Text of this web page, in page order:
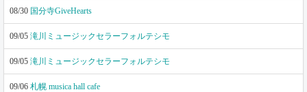
08/30 国分寺GiveHearts
09/05 滝川ミュージックセラーフォルテシモ
09/05 滝川ミュージックセラーフォルテシモ
09/06 札幌 musica hall cafe